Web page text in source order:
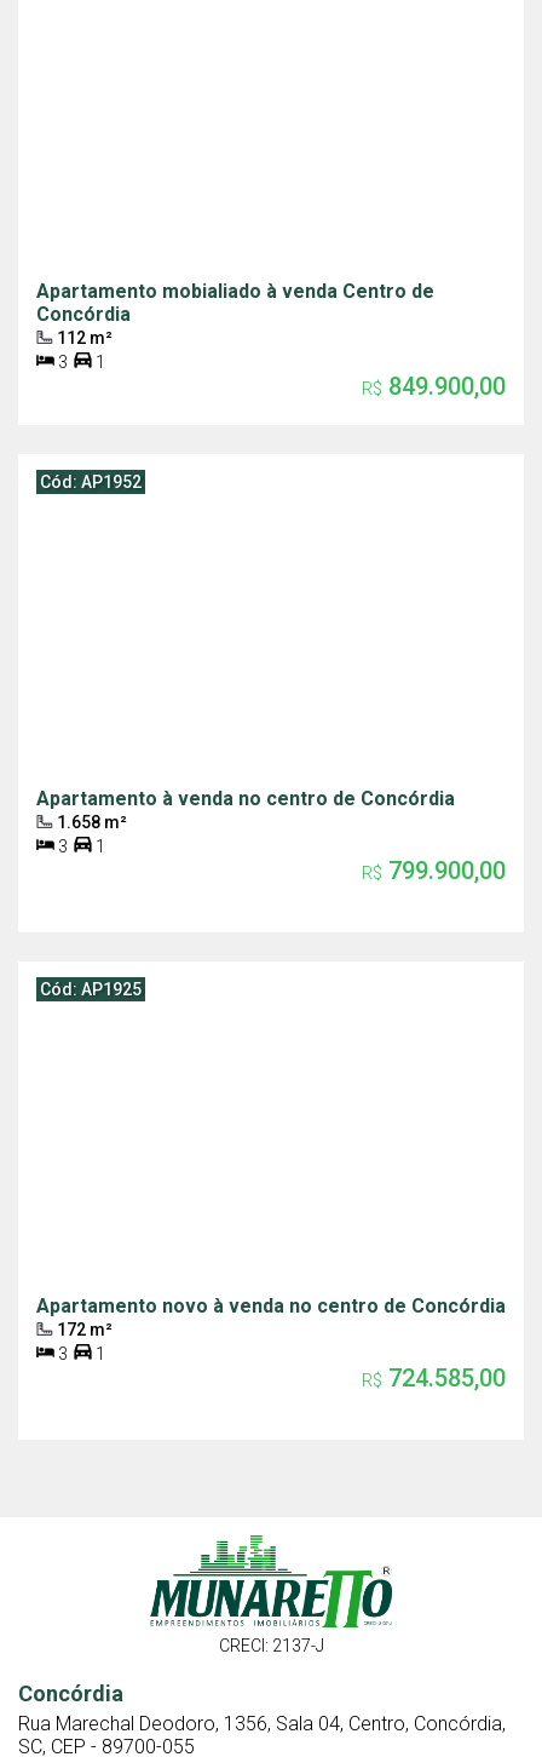
Apartamento mobialiado à venda Centro de
Concórdia
112 m²
3
1
R$ 849.900,00
Cód: AP1952
Apartamento à venda no centro de Concórdia
1.658 m²
3
1
R$ 799.900,00
Cód: AP1925
Apartamento novo à venda no centro de Concórdia
172 m²
3
1
R$ 724.585,00
CRECI: 2137-J
Concórdia
Rua Marechal Deodoro, 1356, Sala 04, Centro, Concórdia,
SC, CEP - 89700-055